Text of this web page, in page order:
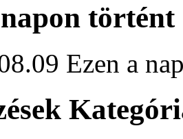
történt
Ezen a